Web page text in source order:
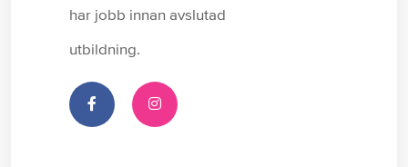
har jobb innan avslutad
utbildning.